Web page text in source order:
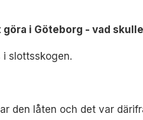
i Göteborg - vad
i slottsskogen.
den låten och det var